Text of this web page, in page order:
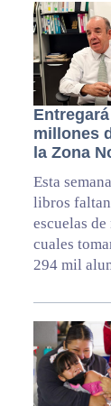
millones
la Zona
Esta
libros
escuelas
cuales
294 mil